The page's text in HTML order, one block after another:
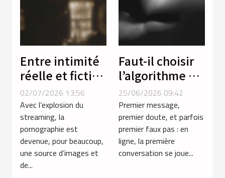
Entre intimité
réelle et fiction
: comment la
vidéo porno
façonne nos
attentes
02/07/2026 13:56
Avec l’explosion du
streaming, la
pornographie est
devenue, pour beaucoup,
une source d’images et
de...
Faut-il choisir
l’algorithme ou
l’instinct pour
réussir sa
première
conversation
en ligne ?
25/06/2026 09:42
Premier message,
premier doute, et parfois
premier faux pas : en
ligne, la première
conversation se joue...